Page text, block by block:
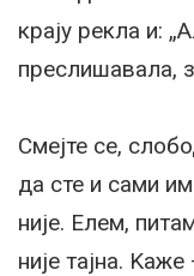
крају рекла и:
преслишавала,
Смејте се,
да сте и сами
није. Елем,
није тајна.